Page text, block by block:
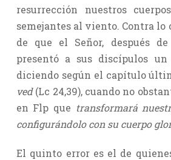
resurrección nuestros
semejantes al viento. Contra lo
de que el Señor, después
presentó a sus discípulos un
diciendo según el capítulo
ved(Lc 24,39), cuando no
en Flp que transformará
configurándolo con su cuerpo
El quinto error es el de